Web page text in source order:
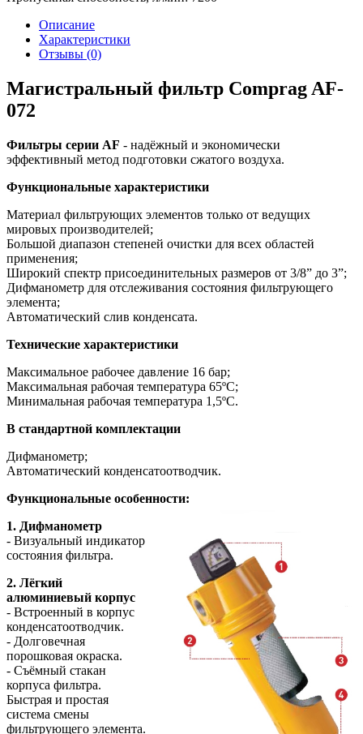
Описание
Характеристики
Отзывы (0)
Магистральный фильтр Comprag AF-
072
Фильтры серии AF - надёжный и экономически
эффективный метод подготовки сжатого воздуха.
Функциональные характеристики
Материал фильтрующих элементов только от ведущих
мировых производителей;
Большой диапазон степеней очистки для всех областей
применения;
Широкий спектр присоединительных размеров от 3/8” до 3”;
Дифманометр для отслеживания состояния фильтрующего
элемента;
Автоматический слив конденсата.
Технические характеристики
Максимальное рабочее давление 16 бар;
Максимальная рабочая температура 65ºС;
Минимальная рабочая температура 1,5ºС.
В стандартной комплектации
Дифманометр;
Автоматический конденсатоотводчик.
Функциональные особенности:
1. Дифманометр
- Визуальный индикатор
состояния фильтра.
2. Лёгкий
алюминиевый корпус
- Встроенный в корпус
конденсатоотводчик.
- Долговечная
порошковая окраска.
- Съёмный стакан
корпуса фильтра.
Быстрая и простая
система смены
фильтрующего элемента.